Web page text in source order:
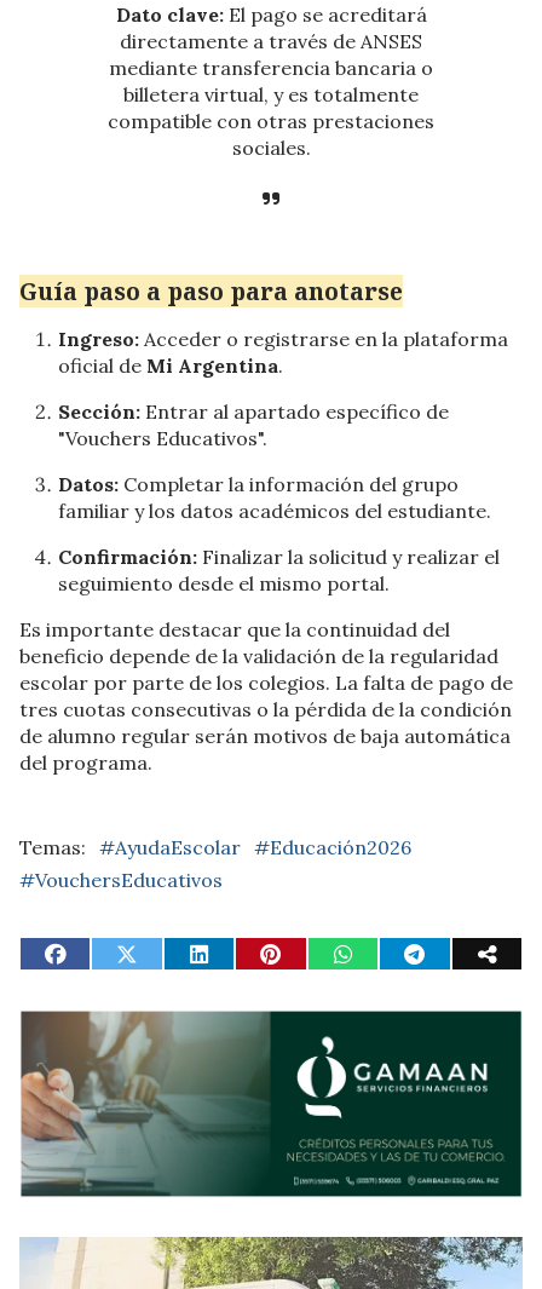
Dato clave:El pago se acreditará
directamente a través de ANSES
mediante transferencia bancaria o
billetera virtual, y es totalmente
compatible con otras prestaciones
sociales.
Guía paso a paso para anotarse
Ingreso: Acceder o registrarse en la plataforma
oficial de Mi Argentina.
Sección: Entrar al apartado específico de
"Vouchers Educativos".
Datos: Completar la información del grupo
familiar y los datos académicos del estudiante.
Confirmación: Finalizar la solicitud y realizar el
seguimiento desde el mismo portal.
Es importante destacar que la continuidad del
beneficio depende de la validación de la regularidad
escolar por parte de los colegios. La falta de pago de
tres cuotas consecutivas o la pérdida de la condición
de alumno regular serán motivos de baja automática
del programa.
#AyudaEscolar #Educación2026
#VouchersEducativos